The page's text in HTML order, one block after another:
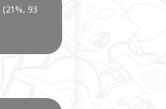
(21%, 93